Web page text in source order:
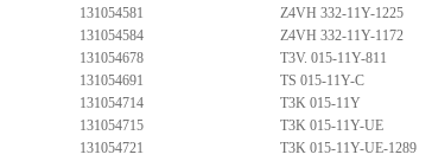
131054581
Z4VH 332-11Y-1225
131054584
Z4VH 332-11Y-1172
131054678
T3V. 015-11Y-811
131054691
TS 015-11Y-C
131054714
T3K 015-11Y
131054715
T3K 015-11Y-UE
131054721
T3K 015-11Y-UE-1289